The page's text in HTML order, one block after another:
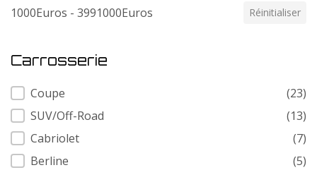
1000Euros - 3991000Euros Réinitialiser
Carrosserie
Carrosserie
Coupe
(23)
SUV/Off-Road
(13)
Cabriolet
(7)
Berline
(5)